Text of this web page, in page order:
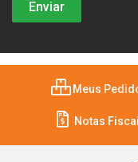
Meus
Notas